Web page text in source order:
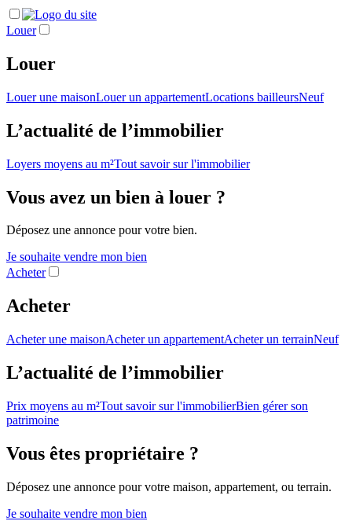
Louer
Louer
Louer une maisonLouer un appartementLocations bailleursNeuf
L’actualité de l’immobilier
Loyers moyens au m²Tout savoir sur l'immobilier
Vous avez un bien à louer ?
Déposez une annonce pour votre bien.
Je souhaite vendre mon bien
Acheter
Acheter
Acheter une maisonAcheter un appartementAcheter un terrainNeuf
L’actualité de l’immobilier
Prix moyens au m²Tout savoir sur l'immobilierBien gérer son
patrimoine
Vous êtes propriétaire ?
Déposez une annonce pour votre maison, appartement, ou terrain.
Je souhaite vendre mon bien